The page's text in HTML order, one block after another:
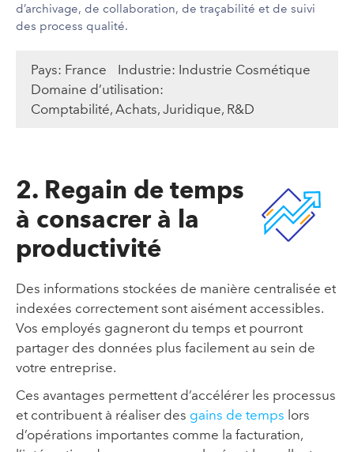
d’archivage, de collaboration, de traçabilité et de suivi
des process qualité.
Pays: France Industrie: Industrie Cosmétique
Domaine d’utilisation:
Comptabilité, Achats, Juridique, R&D
2. Regain de temps
à consacrer à la
productivité
Des informations stockées de manière centralisée et
indexées correctement sont aisément accessibles.
Vos employés gagneront du temps et pourront
partager des données plus facilement au sein de
votre entreprise.
Ces avantages permettent d’accélérer les processus
et contribuent à réaliser des gains de temps lors
d’opérations importantes comme la facturation,